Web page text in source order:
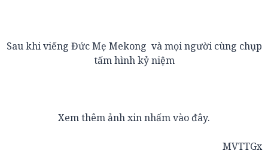
Sau khi viếng Đức Mẹ Mekong và mọi người cùng chụp
tấm hình kỷ niệm
Xem thêm ảnhxin nhấm vào đây.
MVTTGx